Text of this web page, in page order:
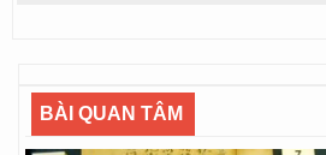
BÀI QUAN TÂM